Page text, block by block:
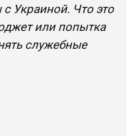
с Украиной. Что это
или попытка
служебные